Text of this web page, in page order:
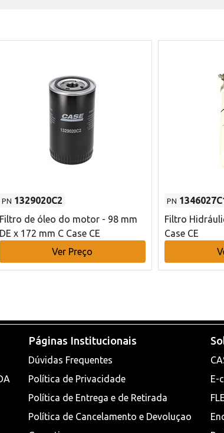
PN 1329020C2
Filtro de óleo do motor - 98 mm
DE x 172 mm C Case CE
Ver Preço
PN
Filtro
Case CE
Páginas Institucionais
Dúvidas Frequentes
Política de Privacidade
Política de Entrega e de Retirada
Política de Cancelamento e Devoluçao
E-